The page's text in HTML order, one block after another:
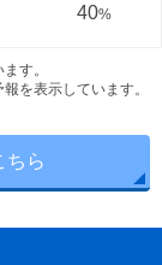
40%
す。
を表示しています。
ちら